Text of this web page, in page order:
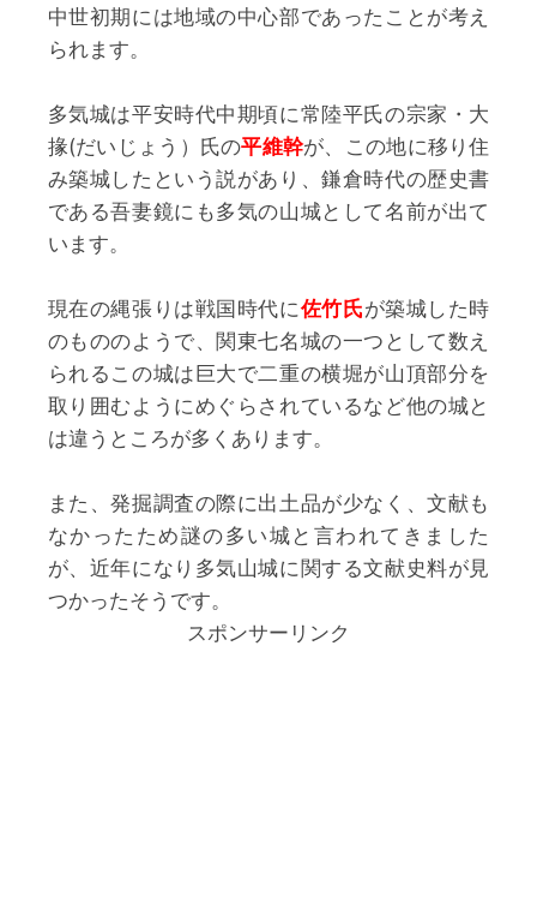
中世初期には地域の中心部であったことが考え
られます。
多気城は平安時代中期頃に常陸平氏の宗家・大
掾(だいじょう）氏の平維幹が、この地に移り住
み築城したという説があり、鎌倉時代の歴史書
である吾妻鏡にも多気の山城として名前が出て
います。
現在の縄張りは戦国時代に佐竹氏が築城した時
のもののようで、関東七名城の一つとして数え
られるこの城は巨大で二重の横堀が山頂部分を
取り囲むようにめぐらされているなど他の城と
は違うところが多くあります。
また、発掘調査の際に出土品が少なく、文献も
なかったため謎の多い城と言われてきました
が、近年になり多気山城に関する文献史料が見
つかったそうです。
スポンサーリンク